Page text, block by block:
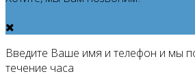
Введите Ваше имя и телефон и мы
течение часа